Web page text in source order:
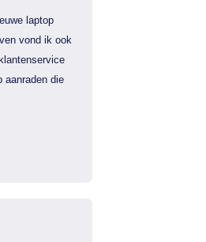
laptop
vond ik ook
aanraden die